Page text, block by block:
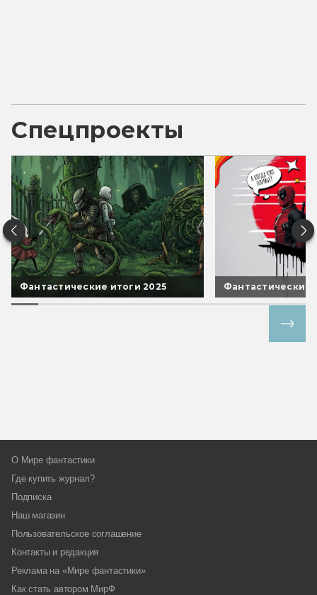
Спецпроекты
Фантастические итоги 2025 Фантастические
О Мире фантастики
Где купить журнал?
Подписка
Наш магазин
Пользовательское соглашение
Контакты и редакция
Реклама на «Мире фантастики»
Как стать автором МирФ